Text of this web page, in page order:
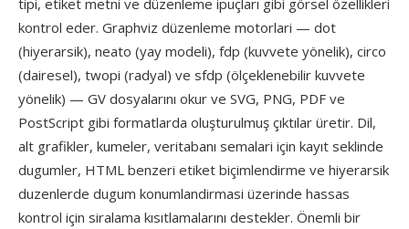
tipi, etiket metni ve düzenleme ipuçları gibi görsel özellikleri
kontrol eder. Graphviz düzenleme motorlari — dot
(hiyerarsik), neato (yay modeli), fdp (kuvvete yönelik), circo
(dairesel), twopi (radyal) ve sfdp (ölçeklenebilir kuvvete
yönelik) — GV dosyalarını okur ve SVG, PNG, PDF ve
PostScript gibi formatlarda oluşturulmuş çıktılar üretir. Dil,
alt grafikler, kumeler, veritabanı semalari için kayıt seklinde
dugumler, HTML benzeri etiket biçimlendirme ve hiyerarsik
duzenlerde dugum konumlandirmasi üzerinde hassas
kontrol için siralama kısıtlamalarını destekler. Önemli bir